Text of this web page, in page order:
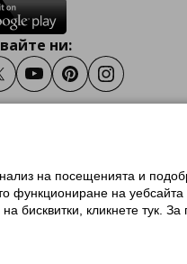
ни:
YoutubePinterestInstagram
на ikea.bg
Family
на посещенията и
функциониране на
бисквитки, кликнете тук.